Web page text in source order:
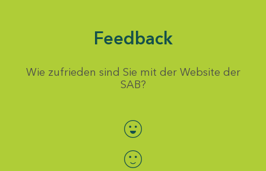
Feedback
Wie zufrieden sind Sie mit der Website der
SAB?
Bewertung auswählen